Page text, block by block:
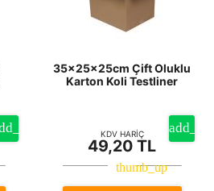
35x25x25cm Çift Oluklu
Karton Koli Testliner
KDV HARİÇ
49,20 TL